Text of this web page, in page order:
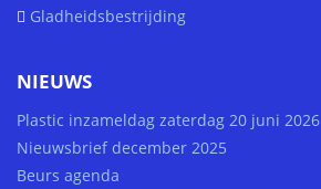
Gladheidsbestrijding
NIEUWS
Plastic inzameldag zaterdag 20 juni 2026
Nieuwsbrief december 2025
Beurs agenda